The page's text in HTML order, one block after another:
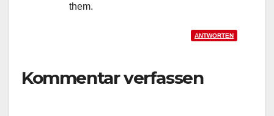
them.
ANTWORTEN
Kommentar verfassen